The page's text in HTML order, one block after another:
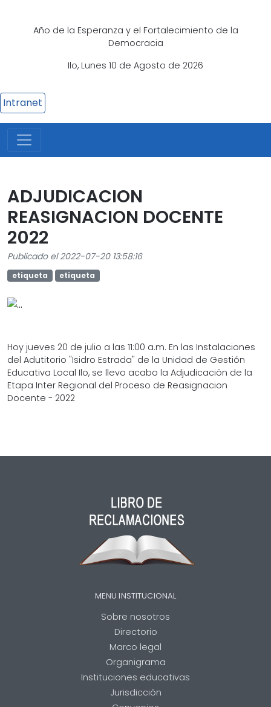
Año de la Esperanza y el Fortalecimiento de la
Democracia
Ilo, Lunes 10 de Agosto de 2026
Intranet
ADJUDICACION
REASIGNACION DOCENTE
2022
Publicado el 2022-07-20 13:58:16
etiqueta etiqueta
Hoy jueves 20 de julio a las 11:00 a.m. En las Instalaciones
del Adutitorio "Isidro Estrada" de la Unidad de Gestión
Educativa Local Ilo, se llevo acabo la Adjudicación de la
Etapa Inter Regional del Proceso de Reasignacion
Docente - 2022
MENU INSTITUCIONAL
Sobre nosotros
Directorio
Marco legal
Organigrama
Instituciones educativas
Jurisdicción